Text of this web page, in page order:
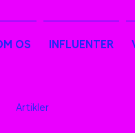
OS INFLUENTER
Artikler